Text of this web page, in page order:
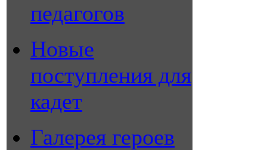
педагогов
Новые
поступления для
кадет
Галерея героев